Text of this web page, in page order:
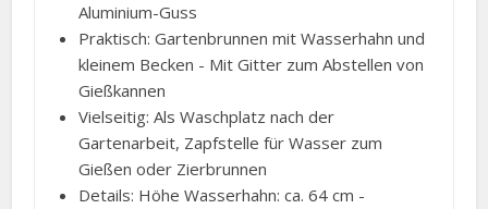
Aluminium-Guss
Praktisch: Gartenbrunnen mit Wasserhahn und
kleinem Becken - Mit Gitter zum Abstellen von
Gießkannen
Vielseitig: Als Waschplatz nach der
Gartenarbeit, Zapfstelle für Wasser zum
Gießen oder Zierbrunnen
Details: Höhe Wasserhahn: ca. 64 cm -